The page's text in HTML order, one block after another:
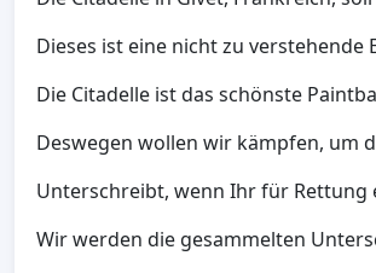
Dieses ist eine nicht zu
Die Citadelle ist das schönste
Deswegen wollen wir kämpfen, um
Unterschreibt, wenn Ihr für Rettung
Wir werden die gesammelten